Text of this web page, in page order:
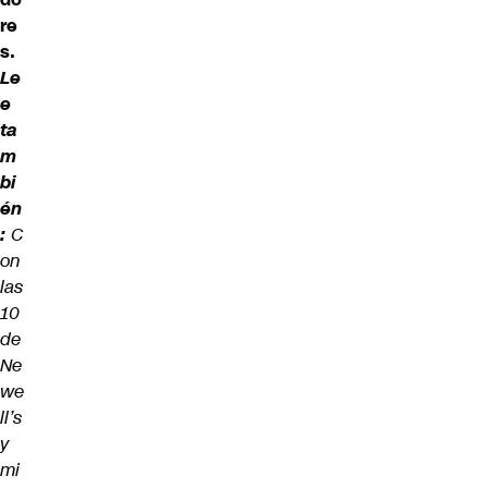
re
s.
Le
e
ta
m
bi
én
: C
on
las
10
de
Ne
we
ll’s
y
mi